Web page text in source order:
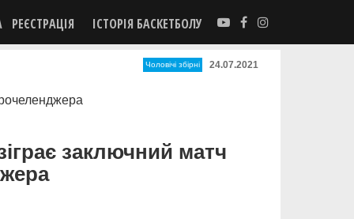
РЕЄСТРАЦІЯ ІСТОРІЯ БАСКЕТБОЛУ
Чоловічі збірні 24.07.2021
заключний матч